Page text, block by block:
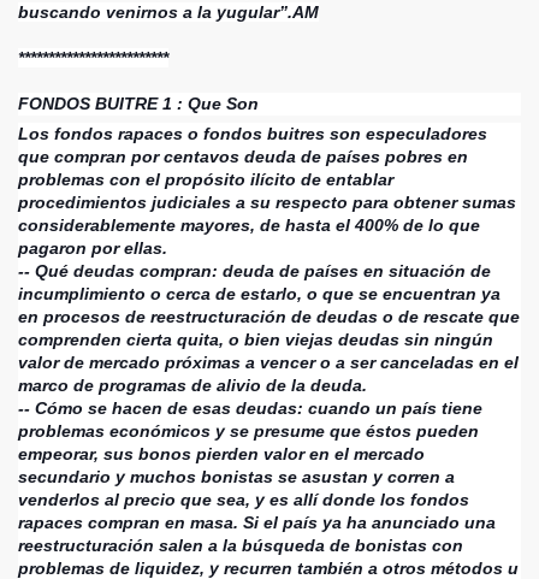
buscando venirnos a la yugular”.AM
*************************
FONDOS BUITRE 1 : Que Son
Los fondos rapaces o fondos buitres son especuladores
que compran por centavos deuda de países pobres en
problemas con el propósito ilícito de entablar
procedimientos judiciales a su respecto para obtener sumas
considerablemente mayores, de hasta el 400% de lo que
pagaron por ellas.
-- Qué deudas compran: deuda de países en situación de
incumplimiento o cerca de estarlo, o que se encuentran ya
en procesos de reestructuración de deudas o de rescate que
comprenden cierta quita, o bien viejas deudas sin ningún
valor de mercado próximas a vencer o a ser canceladas en el
marco de programas de alivio de la deuda.
-- Cómo se hacen de esas deudas: cuando un país tiene
problemas económicos y se presume que éstos pueden
empeorar, sus bonos pierden valor en el mercado
secundario y muchos bonistas se asustan y corren a
venderlos al precio que sea, y es allí donde los fondos
rapaces compran en masa. Si el país ya ha anunciado una
reestructuración salen a la búsqueda de bonistas con
problemas de liquidez, y recurren también a otros métodos u